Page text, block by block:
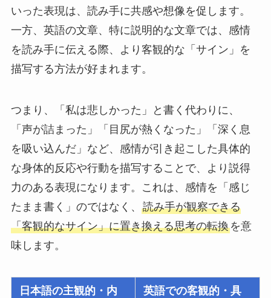
いった表現は、読み手に共感や想像を促します。
一方、英語の文章、特に説明的な文章では、感情
を読み手に伝える際、より客観的な「サイン」を
描写する方法が好まれます。
つまり、「私は悲しかった」と書く代わりに、
「声が詰まった」「目尻が熱くなった」「深く息
を吸い込んだ」など、感情が引き起こした具体的
な身体的反応や行動を描写することで、より説得
力のある表現になります。これは、感情を「感じ
たまま書く」のではなく、 読み手が観察できる
「客観的なサイン」に置き換える思考の転換を意
味します。
日本語の主観的・内
英語での客観的・具